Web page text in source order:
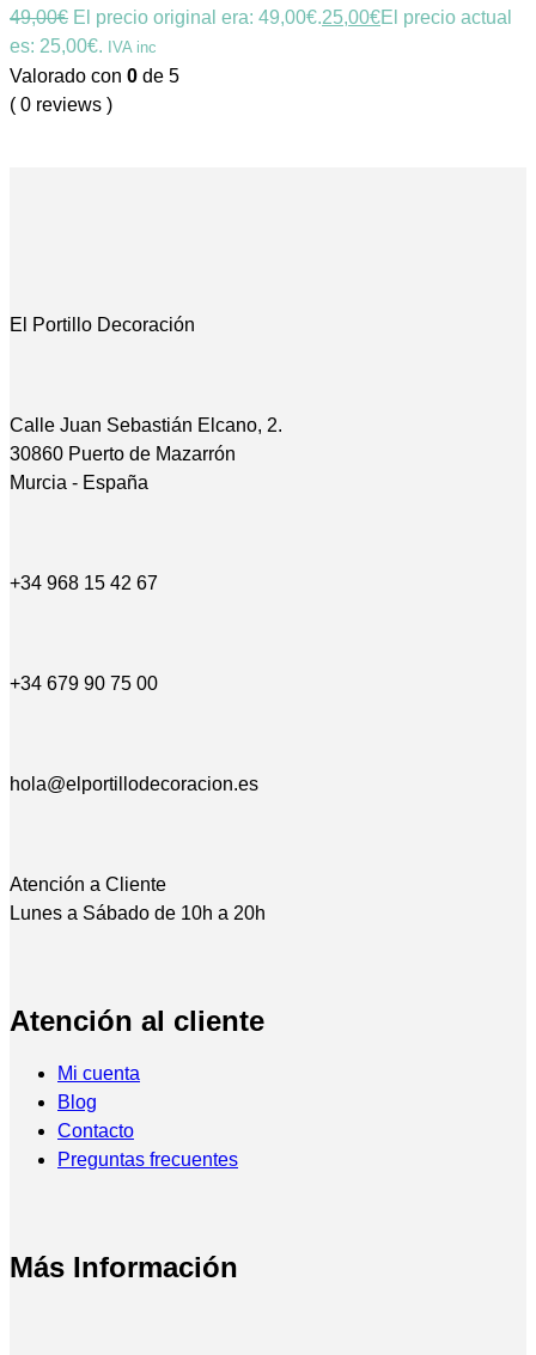
49,00€ El precio original era: 49,00€.25,00€El precio actual
es: 25,00€. IVA inc
Valorado con 0 de 5
( 0 reviews )
El Portillo Decoración
Calle Juan Sebastián Elcano, 2.
30860 Puerto de Mazarrón
Murcia - España
+34 968 15 42 67
+34 679 90 75 00
hola@elportillodecoracion.es
Atención a Cliente
Lunes a Sábado de 10h a 20h
Atención al cliente
Mi cuenta
Blog
Contacto
Preguntas frecuentes
Más Información